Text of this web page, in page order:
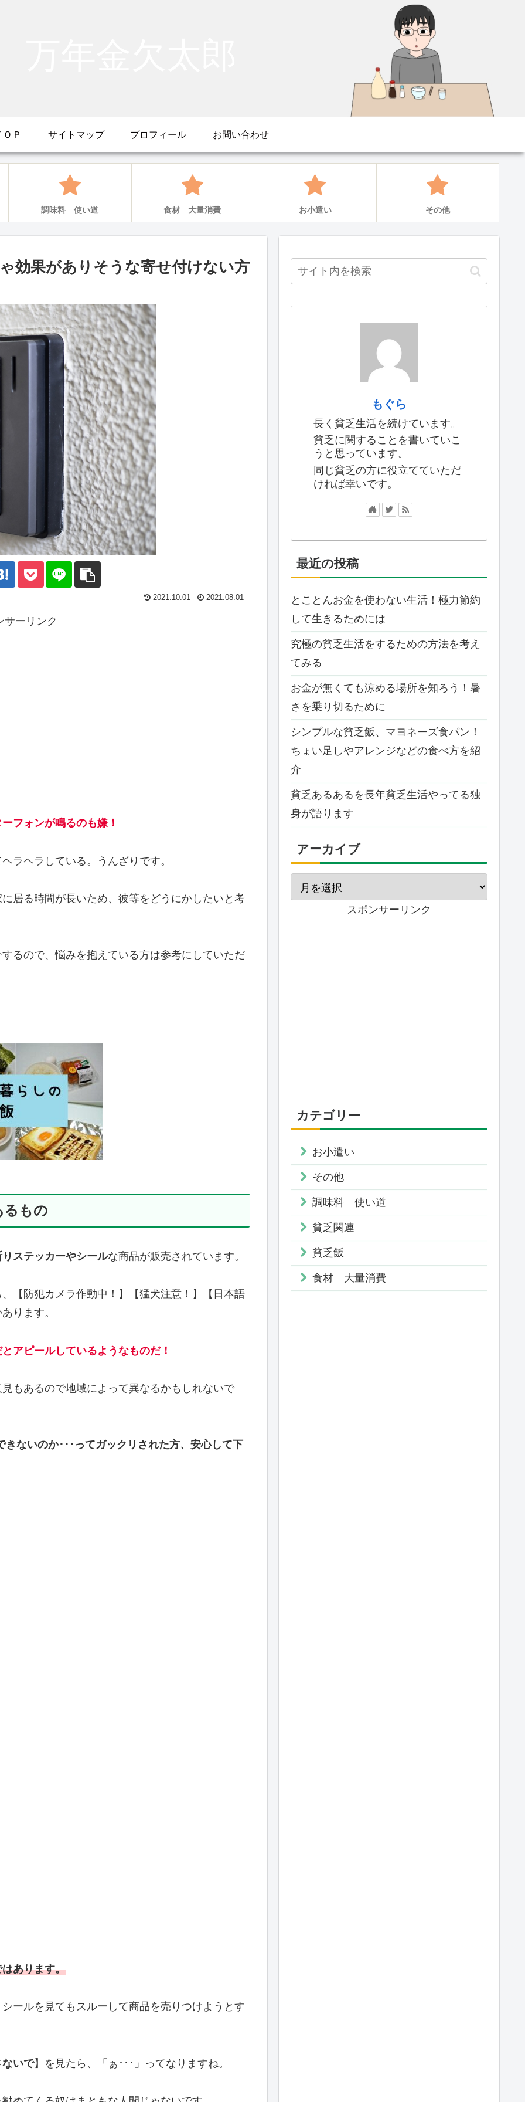
ＯＰ サイトマップ プロフィール お問い合わせ
調味料 使い道 食材 大量消費 お小遣い その他
効果がありそうな寄せ付けない方
2021.10.01 2021.08.01
サーリンク
フォンが鳴るのも嫌！
ラヘラしている。うんざりです。
居る時間が長いため、彼等をどうにかしたいと考
るので、悩みを抱えている方は参考にしていただ
るもの
りステッカーやシールな商品が販売されています。
【防犯カメラ作動中！】【猛犬注意！】【日本語
ります。
アピールしているようなものだ！
もあるので地域によって異なるかもしれないで
ないのか･･･ってガックリされた方、安心して下
あります。
ールを見てもスルーして商品を売りつけようとす
いで】を見たら、「ぁ･･･」ってなりますね。
もぐら
長く貧乏生活を続けています。
貧乏に関することを書いていこ
うと思っています。
同じ貧乏の方に役立てていただ
ければ幸いです。
最近の投稿
とことんお金を使わない生活！極力節約
して生きるためには
究極の貧乏生活をするための方法を考え
てみる
お金が無くても涼める場所を知ろう！暑
さを乗り切るために
シンプルな貧乏飯、マヨネーズ食パン！
ちょい足しやアレンジなどの食べ方を紹
介
貧乏あるあるを長年貧乏生活やってる独
身が語ります
アーカイブ
スポンサーリンク
カテゴリー
お小遣い
その他
調味料 使い道
貧乏関連
貧乏飯
食材 大量消費